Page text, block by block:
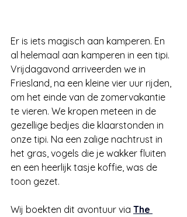
Er is iets magisch aan kamperen. En
al helemaal aan kamperen in een tipi.
Vrijdagavond arriveerden we in
Friesland, na een kleine vier uur rijden,
om het einde van de zomervakantie
te vieren. We kropen meteen in de
gezellige bedjes die klaarstonden in
onze tipi. Na een zalige nachtrust in
het gras, vogels die je wakker fluiten
en een heerlijk tasje koffie, was de
toon gezet.
Wij boekten dit avontuur via The